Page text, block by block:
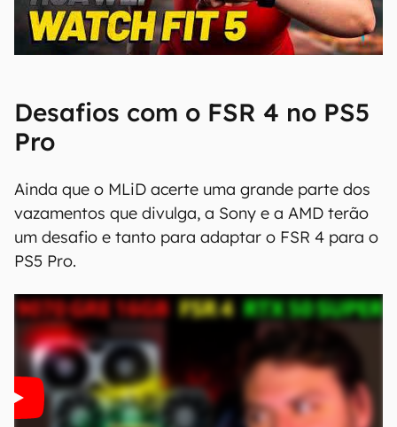
00:00/04:51
Desafios com o FSR 4 no PS5
Pro
Ainda que o MLiD acerte uma grande parte dos
vazamentos que divulga, a Sony e a AMD terão
um desafio e tanto para adaptar o FSR 4 para o
PS5 Pro.